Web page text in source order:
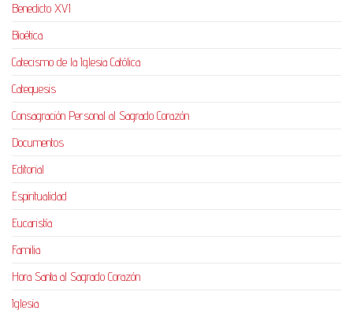
Benedicto XVI
Bioética
Catecismo de la Iglesia Católica
Catequesis
Consagración Personal al Sagrado Corazón
Documentos
Editorial
Espiritualidad
Eucaristía
Familia
Hora Santa al Sagrado Corazón
Iglesia